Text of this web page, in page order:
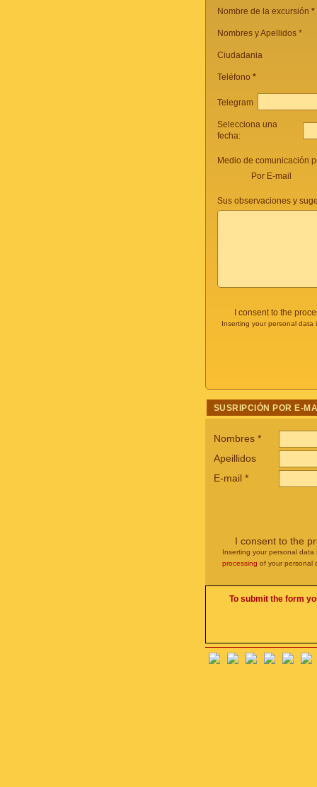
Nombre de la excursión *
Nombres y Apellidos *
Ciudadania
Teléfono *
Telegram
Selecciona una
fecha:
Medio de comunicación
Por E-mail
Sus observaciones y
I consent to the
Inserting your personal
SUSRIPCIÓN POR E-
Nombres *
Apeillidos
E-mail *
I consent to the
Inserting your personal
processing of your personal
To submit the form